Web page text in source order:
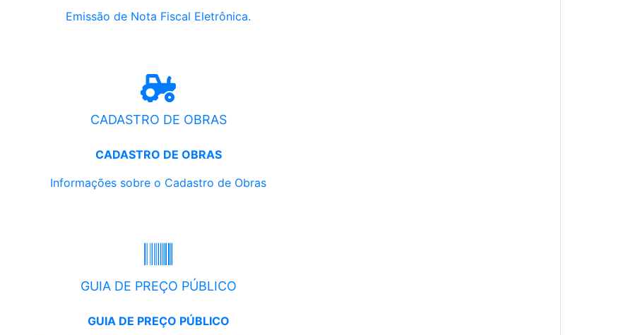
Emissão de Nota Fiscal Eletrônica.
CADASTRO DE OBRAS
CADASTRO DE OBRAS
Informações sobre o Cadastro de Obras
GUIA DE PREÇO PÚBLICO
GUIA DE PREÇO PÚBLICO